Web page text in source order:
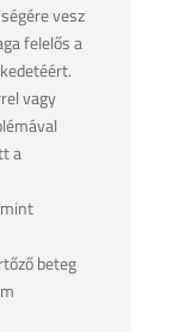
vesz
felelős a
vagy
a
beteg